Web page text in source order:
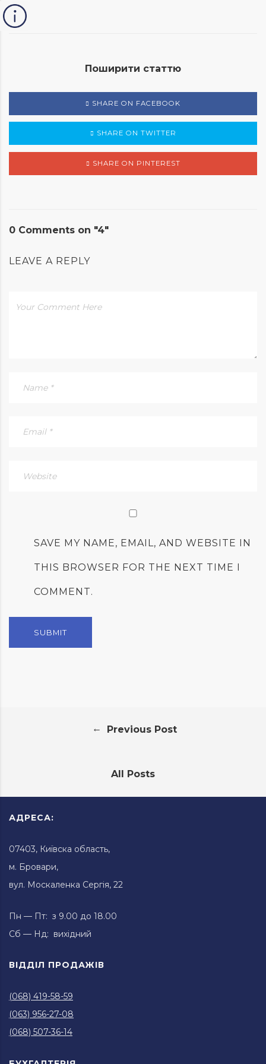
Поширити статтю
SHARE ON FACEBOOK
SHARE ON TWITTER
SHARE ON PINTEREST
0 Comments on "4"
LEAVE A REPLY
SAVE MY NAME, EMAIL, AND WEBSITE IN
THIS BROWSER FOR THE NEXT TIME I
COMMENT.
← Previous Post
All Posts
АДРЕСА:
07403, Київска область,
м. Бровари,
вул. Москаленка Сергія, 22
Пн — Пт: з 9.00 до 18.00
Сб — Нд: вихідний
ВІДДІЛ ПРОДАЖІВ
(068) 419-58-59
(063) 956-27-08
(068) 507-36-14